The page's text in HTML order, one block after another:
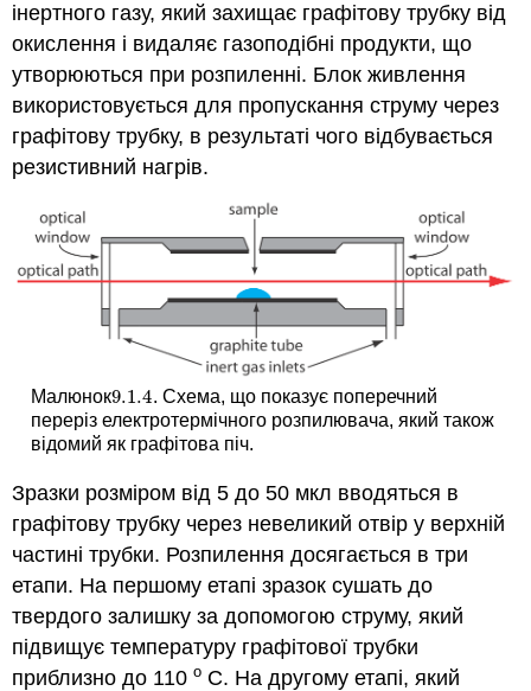
інертного газу, який захищає графітову трубку від
окислення і видаляє газоподібні продукти, що
утворюються при розпиленні. Блок живлення
використовується для пропускання струму через
графітову трубку, в результаті чого відбувається
резистивний нагрів.
Малюнок9.1.4
9.1.4. Схема, що показує поперечний
переріз електротермічного розпилювача, який також
відомий як графітова піч.
Зразки розміром від 5 до 50 мкл вводяться в
графітову трубку через невеликий отвір у верхній
частині трубки. Розпилення досягається в три
етапи. На першому етапі зразок сушать до
твердого залишку за допомогою струму, який
підвищує температуру графітової трубки
приблизно до 110o С. На другому етапі, який